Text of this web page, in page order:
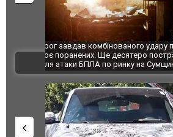
За 2000 кілометрів від кордону
Єкатеринбурзі після атаки дронів
склад Wildberries. ФОТО. ВІДЕО
ВІДЕО